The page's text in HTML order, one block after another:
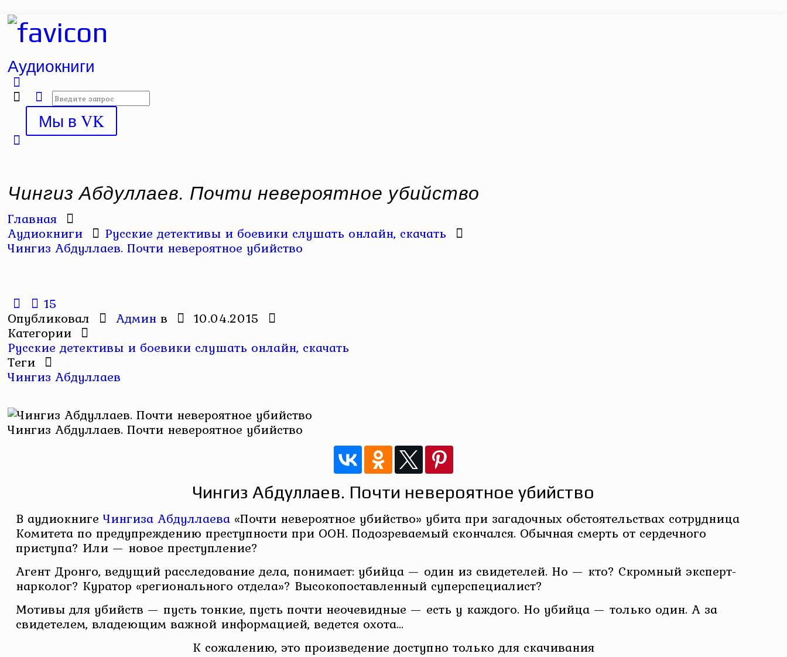
Аудиокниги
Мы в VK
Чингиз Абдуллаев. Почти невероятное убийство
Главная
Аудиокниги Русские детективы и боевики слушать онлайн, скачать
Чингиз Абдуллаев. Почти невероятное убийство
15
Опубликовал Админ в 10.04.2015
Категории
Русские детективы и боевики слушать онлайн, скачать
Теги
Чингиз Абдуллаев
Чингиз Абдуллаев. Почти невероятное убийство
Чингиз Абдуллаев. Почти невероятное убийство
В аудиокниге Чингиза Абдуллаева«Почти невероятное убийство» убита при загадочных обстоятельствах сотрудница
Комитета по предупреждению преступности при ООН. Подозреваемый скончался. Обычная смерть от сердечного
приступа? Или — новое преступление?
Агент Дронго, ведущий расследование дела, понимает: убийца — один из свидетелей. Но — кто? Скромный эксперт-
нарколог? Куратор «регионального отдела»? Высокопоставленный суперспециалист?
Мотивы для убийств — пусть тонкие, пусть почти неочевидные — есть у каждого. Но убийца — только один. А за
свидетелем, владеющим важной информацией, ведется охота…
К сожалению, это произведение доступно только для скачивания